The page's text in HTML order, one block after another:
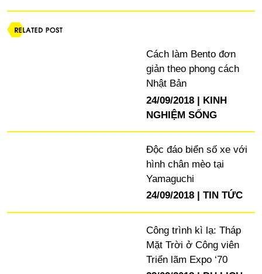
Cách làm Bento đơn
giản theo phong cách
Nhật Bản
24/09/2018
KINH
NGHIỆM SỐNG
Độc đáo biển số xe với
hình chân mèo tại
Yamaguchi
24/09/2018
TIN TỨC
Công trình kì lạ: Tháp
Mặt Trời ở Công viên
Triển lãm Expo ‘70